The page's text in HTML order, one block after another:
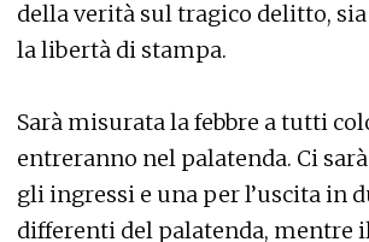
della verità sul tragico delitto,
la libertà di stampa.
Sarà misurata la febbre a tutti
entreranno nel palatenda. Ci
gli ingressi e una per l’uscita in
differenti del palatenda, mentre